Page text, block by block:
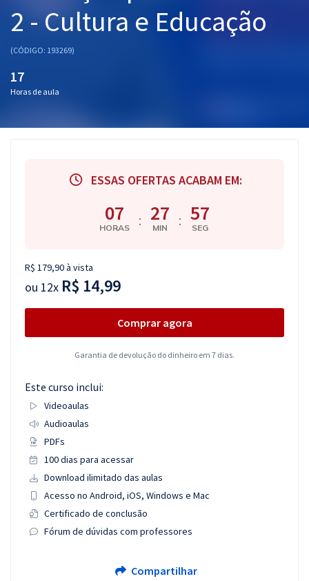
Pós
OAB
Atendimento
2 - Cultura e Educação
(CÓDIGO: 193269)
17
Horas de aula
ESSAS OFERTAS ACABAM EM:
07
HORAS : 27
MIN : 56
SEG
R$ 179,90 à vista
ou 12x R$ 14,99
Comprar agora
Garantia de devolução do dinheiro em 7 dias.
Este curso inclui:
Videoaulas
Audioaulas
PDFs
100 dias para acessar
Download ilimitado das aulas
Acesso no Android, iOS, Windows e Mac
Certificado de conclusão
Fórum de dúvidas com professores
Compartilhar